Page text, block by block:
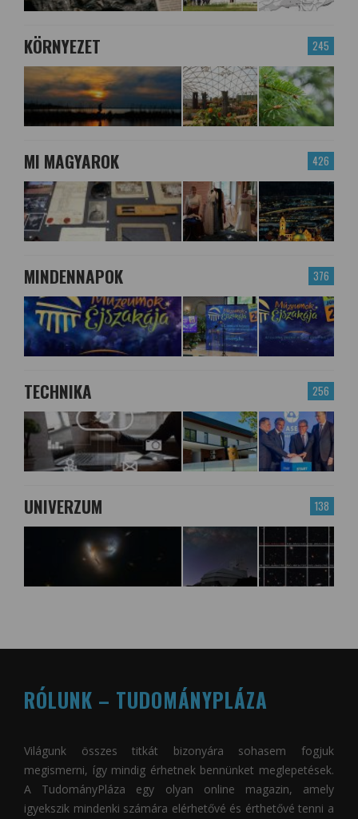
245
KÖRNYEZET
426
MI MAGYAROK
376
MINDENNAPOK
256
TECHNIKA
138
UNIVERZUM
RÓLUNK – TUDOMÁNYPLÁZA
Világunk összes titkát bizonyára sohasem fogjuk
megismerni, így mindig érhetnek bennünket meglepetések.
A TudományPláza egy olyan online magazin, amely
igyekszik mindenki számára elérhetővé és érthetővé tenni a